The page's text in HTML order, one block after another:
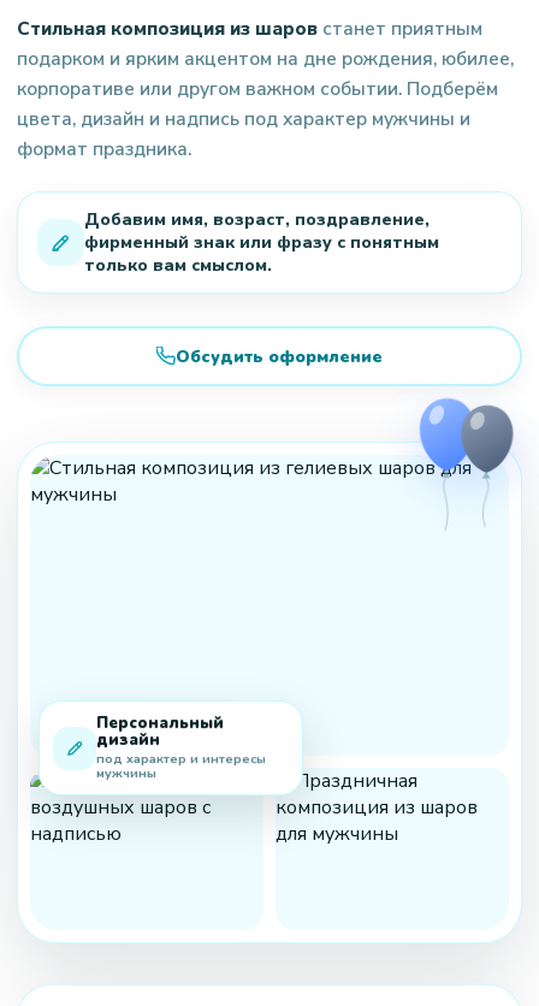
Стильная композиция из шаров станет приятным
подарком и ярким акцентом на дне рождения, юбилее,
корпоративе или другом важном событии. Подберём
цвета, дизайн и надпись под характер мужчины и
формат праздника.
Добавим имя, возраст, поздравление,
фирменный знак или фразу с понятным
только вам смыслом.
Обсудить оформление
Персональный
дизайн
под характер и интересы
мужчины